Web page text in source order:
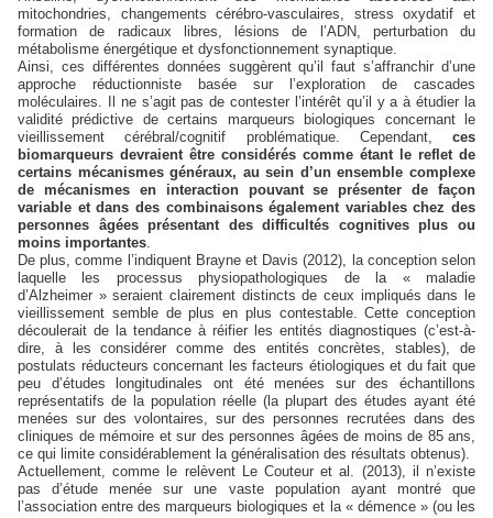
mitochondries, changements cérébro-vasculaires, stress oxydatif et
formation de radicaux libres, lésions de l’ADN, perturbation du
métabolisme énergétique et dysfonctionnement synaptique.
Ainsi, ces différentes données suggèrent qu’il faut s’affranchir d’une
approche réductionniste basée sur l’exploration de cascades
moléculaires. Il ne s’agit pas de contester l’intérêt qu’il y a à étudier la
validité prédictive de certains marqueurs biologiques concernant le
vieillissement cérébral/cognitif problématique. Cependant, ces
biomarqueurs devraient être considérés comme étant le reflet de
certains mécanismes généraux, au sein d’un ensemble complexe
de mécanismes en interaction pouvant se présenter de façon
variable et dans des combinaisons également variables chez des
personnes âgées présentant des difficultés cognitives plus ou
moins importantes
De plus, comme l’indiquent Brayne et Davis (2012), la conception selon
laquelle les processus physiopathologiques de la « maladie
d’Alzheimer » seraient clairement distincts de ceux impliqués dans le
vieillissement semble de plus en plus contestable. Cette conception
découlerait de la tendance à réifier les entités diagnostiques (c’est-à-
dire, à les considérer comme des entités concrètes, stables), de
postulats réducteurs concernant les facteurs étiologiques et du fait que
peu d’études longitudinales ont été menées sur des échantillons
représentatifs de la population réelle (la plupart des études ayant été
menées sur des volontaires, sur des personnes recrutées dans des
cliniques de mémoire et sur des personnes âgées de moins de 85 ans,
ce qui limite considérablement la généralisation des résultats obtenus).
Actuellement, comme le relèvent Le Couteur et al. (2013), il n’existe
pas d’étude menée sur une vaste population ayant montré que
l’association entre des marqueurs biologiques et la « démence » (ou les